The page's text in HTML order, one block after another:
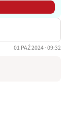
01 PAŹ 2024 · 09:32